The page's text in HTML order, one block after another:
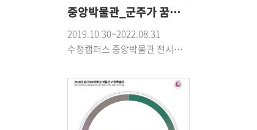
중앙박물관_군주가 꿈꾸는 세상
2019.10.30~2022.08.31
수정캠퍼스 중앙박물관 전시실(행정관3층)